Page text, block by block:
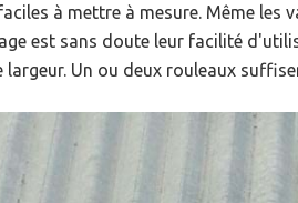
à mettre à mesure. Même
est sans doute leur facilité
Un ou deux rouleaux